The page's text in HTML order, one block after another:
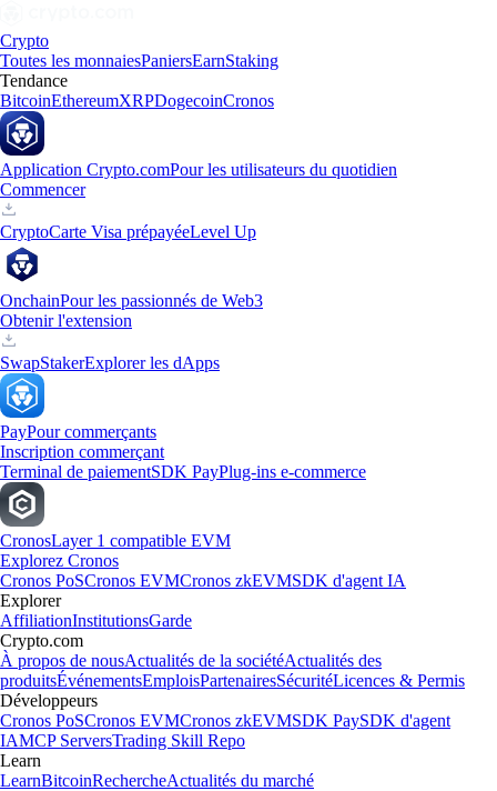
Crypto
Toutes les monnaiesPaniersEarnStaking
Tendance
BitcoinEthereumXRPDogecoinCronos
Application Crypto.comPour les utilisateurs du quotidien
Commencer
CryptoCarte Visa prépayéeLevel Up
OnchainPour les passionnés de Web3
Obtenir l'extension
SwapStakerExplorer les dApps
PayPour commerçants
Inscription commerçant
Terminal de paiementSDK PayPlug-ins e-commerce
CronosLayer 1 compatible EVM
Explorez Cronos
Cronos PoSCronos EVMCronos zkEVMSDK d'agent IA
Explorer
AffiliationInstitutionsGarde
Crypto.com
À propos de nousActualités de la sociétéActualités des
produitsÉvénementsEmploisPartenairesSécuritéLicences & Permis
Développeurs
Cronos PoSCronos EVMCronos zkEVMSDK PaySDK d'agent
IAMCP ServersTrading Skill Repo
Learn
LearnBitcoinRechercheActualités du marché